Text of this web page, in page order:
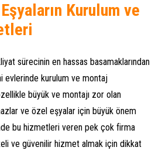
Kurulum ve
sürecinin en hassas basamaklarından
evlerinde kurulum ve montaj
büyük ve montajı zor olan
ve özel eşyalar için büyük önem
bu hizmetleri veren pek çok firma
ve güvenilir hizmet almak için dikkat